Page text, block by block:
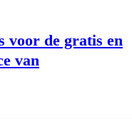
voor de gratis en
van